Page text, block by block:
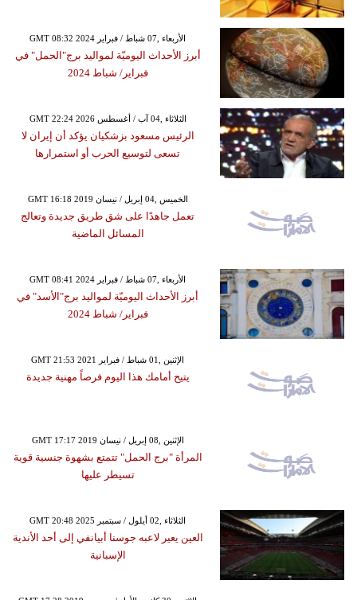
GMT 08:32 2024 الأربعاء ,07 شباط / فبراير
أبرز الأحداث اليوميّة لمواليد برج"الحمل" في
فبراير/ شباط 2024
GMT 22:24 2026 الثلاثاء ,04 آب / أغسطس
الرئيس مسعود بزشكيان يؤكد أن إيران لا
تسعى لتوسيع الحرب أو استمرارها
GMT 16:18 2019 الخميس ,04 إبريل / نيسان
تعمل جاهدًا على شق طريق جديدة وتعالج
المسائل الماضية
GMT 08:41 2024 الأربعاء ,07 شباط / فبراير
أبرز الأحداث اليوميّة لمواليد برج"الأسد" في
فبراير/ شباط 2024
GMT 21:53 2021 الإثنين ,01 شباط / فبراير
يتيح أمامك هذا اليوم فرصاً مهنية جديدة
GMT 17:17 2019 الإثنين ,08 إبريل / نيسان
المرأة "برج الحمل" تتمتع بشهوة جنسية قوية
تسيطر عليها
GMT 20:48 2025 الثلاثاء ,02 أيلول / سبتمبر
العين يعير لاعبه جوسنا أبيانفي إلى أحد الأندية
الإسبانية